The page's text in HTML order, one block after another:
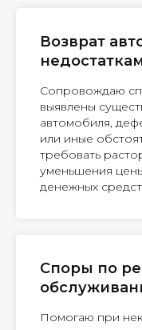
Возврат
Сопровождаю
выявлены
автомобиля,
или иные
требовать
уменьшения
денежных
Споры по
Помогаю при